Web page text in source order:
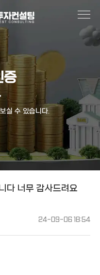
증
실 수 있습니다.
다 너무 감사드려요
24-09-06 18:54